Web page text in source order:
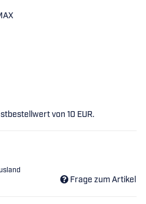
von 10 EUR.
Frage zum Artikel